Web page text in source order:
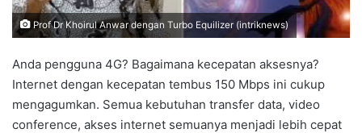
Prof Dr Khoirul Anwar dengan Turbo Equilizer (intriknews)
Anda pengguna 4G? Bagaimana kecepatan aksesnya?
Internet dengan kecepatan tembus 150 Mbps ini cukup
mengagumkan. Semua kebutuhan transfer data, video
conference, akses internet semuanya menjadi lebih cepat